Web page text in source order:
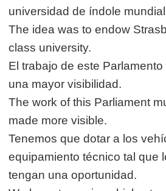
universidad de índole
The idea was to endow
class university.
El trabajo de este
una mayor visibilidad.
The work of this Parliament
made more visible.
Tenemos que dotar a los
equipamiento técnico tal que
tengan una oportunidad.